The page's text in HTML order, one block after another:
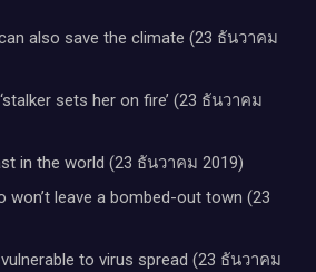
also save the climate (23 ธันวาคม
sets her on fire’ (23 ธันวาคม
in the world (23 ธันวาคม 2019)
won’t leave a bombed-out town (23
to virus spread (23 ธันวาคม